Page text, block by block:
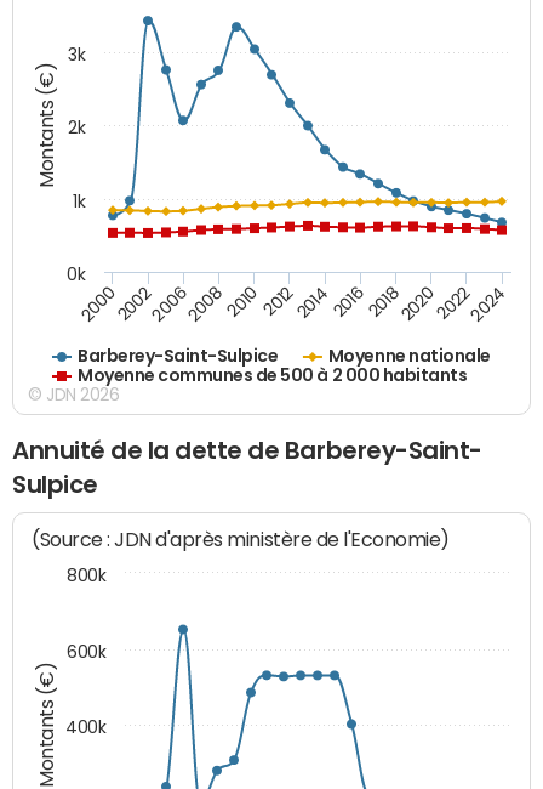
Montants (€)
Barberey-Saint-Sulpice
Moyenne nationale
Moyenne communes de 500 à 2 000 habitants
20002002200620082010 2012201420162018202020222024
0k
1k
2k
3k
© JDN 2026
Annuité de la dette de Barberey-Saint-
Sulpice
Montants (€)
(Source : JDN d'après ministère de l'Economie)
400k
600k
800k